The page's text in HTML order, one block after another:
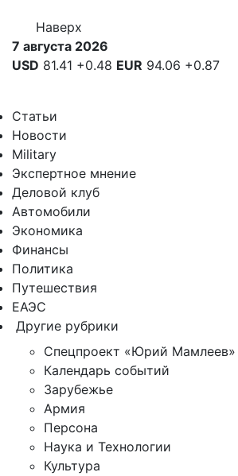
Наверх
7 августа 2026
USD 81.41 +0.48 EUR 94.06 +0.87
Статьи
Новости
Military
Экспертное мнение
Деловой клуб
Автомобили
Экономика
Финансы
Политика
Путешествия
ЕАЭС
Другие рубрики
Спецпроект «Юрий Мамлеев»
Календарь событий
Зарубежье
Армия
Персона
Наука и Технологии
Культура